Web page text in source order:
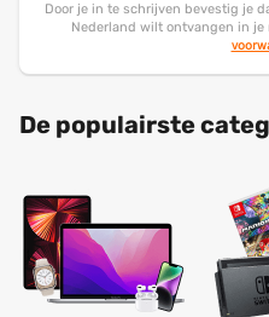
Door je in te schrijven bevestig je
Nederland wilt ontvangen in je
De populairste